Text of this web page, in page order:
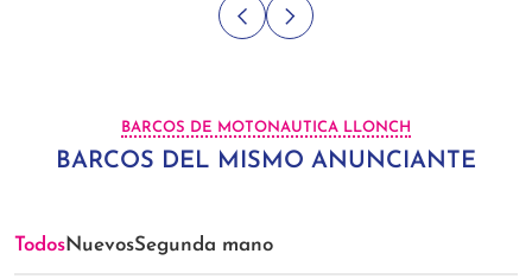
BARCOS DE MOTONAUTICA LLONCH
BARCOS DEL MISMO ANUNCIANTE
TodosNuevosSegunda mano